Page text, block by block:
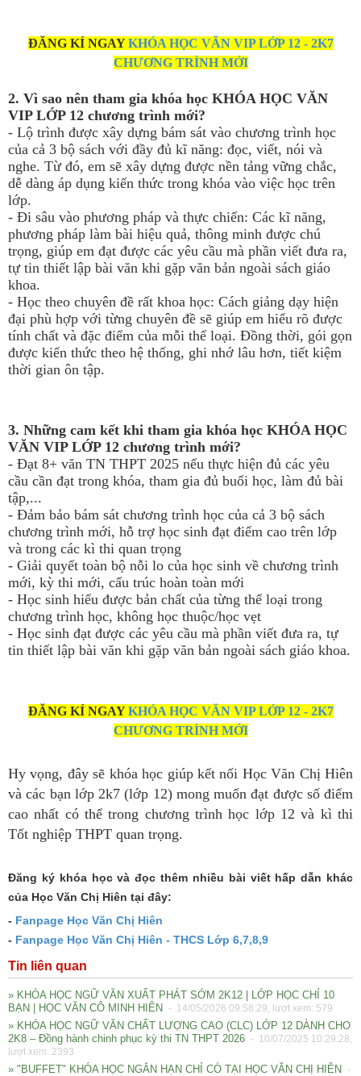
ĐĂNG KÍ NGAYKHÓA HỌC VĂN VIP LỚP 12 - 2K7
CHƯƠNG TRÌNH MỚI
2. Vì sao nên tham gia khóa học KHÓA HỌC VĂN
VIP LỚP 12 chương trình mới?
- Lộ trình được xây dựng bám sát vào chương trình học
của cả 3 bộ sách với đầy đủ kĩ năng: đọc, viết, nói và
nghe. Từ đó, em sẽ xây dựng được nền tảng vững chắc,
dễ dàng áp dụng kiến thức trong khóa vào việc học trên
lớp.
- Đi sâu vào phương pháp và thực chiến: Các kĩ năng,
phương pháp làm bài hiệu quả, thông minh được chú
trọng, giúp em đạt được các yêu cầu mà phần viết đưa ra,
tự tin thiết lập bài văn khi gặp văn bản ngoài sách giáo
khoa.
- Học theo chuyên đề rất khoa học: Cách giảng dạy hiện
đại phù hợp với từng chuyên đề sẽ giúp em hiểu rõ được
tính chất và đặc điểm của mỗi thể loại. Đồng thời, gói gọn
được kiến thức theo hệ thống, ghi nhớ lâu hơn, tiết kiệm
thời gian ôn tập.
3. Những cam kết khi tham gia khóa học KHÓA HỌC
VĂN VIP LỚP 12 chương trình mới?
- Đạt 8+ văn TN THPT 2025 nếu thực hiện đủ các yêu
cầu cần đạt trong khóa, tham gia đủ buổi học, làm đủ bài
tập,...
- Đảm bảo bám sát chương trình học của cả 3 bộ sách
chương trình mới, hỗ trợ học sinh đạt điểm cao trên lớp
và trong các kì thi quan trọng
- Giải quyết toàn bộ nỗi lo của học sinh về chương trình
mới, kỳ thi mới, cấu trúc hoàn toàn mới
- Học sinh hiểu được bản chất của từng thể loại trong
chương trình học, không học thuộc/học vẹt
- Học sinh đạt được các yêu cầu mà phần viết đưa ra, tự
tin thiết lập bài văn khi gặp văn bản ngoài sách giáo khoa.
ĐĂNG KÍ NGAYKHÓA HỌC VĂN VIP LỚP 12 - 2K7
CHƯƠNG TRÌNH MỚI
Hy vọng, đây sẽ khóa học giúp kết nối Học Văn Chị Hiên
và các bạn lớp 2k7 (lớp 12) mong muốn đạt được số điểm
cao nhất có thể trong chương trình học lớp 12 và kì thi
Tốt nghiệp THPT quan trọng.
Đăng ký khóa học và đọc thêm nhiều bài viết hấp dẫn khác
của Học Văn Chị Hiên tại đây:
- Fanpage Học Văn Chị Hiên
- Fanpage Học Văn Chị Hiên - THCS Lớp 6,7,8,9
Tin liên quan
» KHÓA HỌC NGỮ VĂN XUẤT PHÁT SỚM 2K12 | LỚP HỌC CHỈ 10
BẠN | HỌC VĂN CÔ MINH HIÊN
- 14/05/2026 09:58:29, lượt xem: 579
» KHÓA HỌC NGỮ VĂN CHẤT LƯỢNG CAO (CLC) LỚP 12 DÀNH CHO
2K8 – Đồng hành chinh phục kỳ thi TN THPT 2026 - 10/07/2025 10:29:28,
lượt xem: 2393
» "BUFFET" KHÓA HỌC NGẮN HẠN CHỈ CÓ TẠI HỌC VĂN CHỊ HIÊN
-